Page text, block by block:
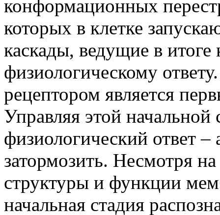
конформационных
которых в клетке
каскады, ведущие в
физиологическому
рецептором является
Управляя этой
физиологический ответ –
затормозить. Несмотря
структуры и функции
начальная стадия